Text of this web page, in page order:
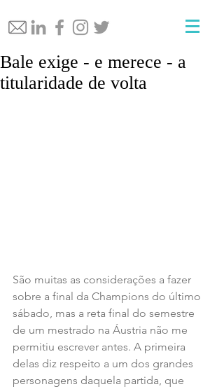
Bale exige - e merece - a
titularidade de volta
São muitas as considerações a fazer
sobre a final da Champions do último
sábado, mas a reta final do semestre
de um mestrado na Áustria não me
permitiu escrever antes. A primeira
delas diz respeito a um dos grandes
personagens daquela partida, que